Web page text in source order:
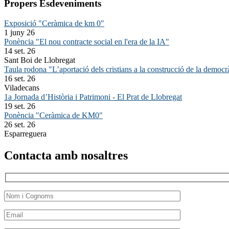
Propers Esdeveniments
Exposició "Ceràmica de km 0"
1 juny 26
Ponència "El nou contracte social en l'era de la IA"
14 set. 26
Sant Boi de Llobregat
Taula rodona "L’aportació dels cristians a la construcció de la
16 set. 26
Viladecans
1a Jornada d’Història i Patrimoni - El Prat de Llobregat
19 set. 26
Ponència "Ceràmica de KM0"
26 set. 26
Esparreguera
Contacta amb nosaltres